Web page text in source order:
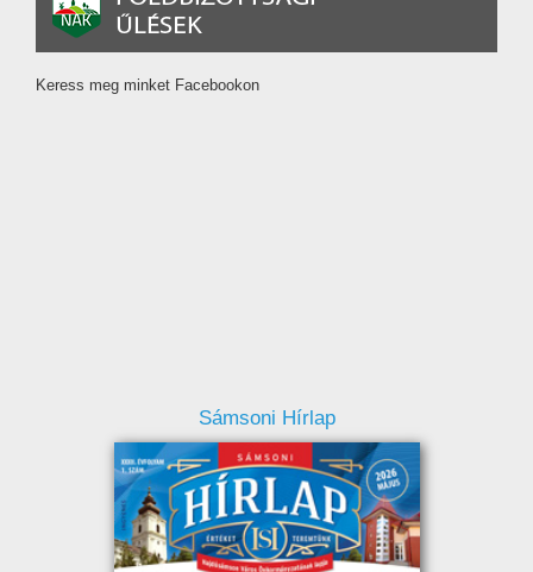
Keress meg minket Facebookon
Sámsoni Hírlap